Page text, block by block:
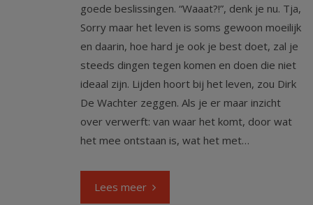
goede beslissingen. “Waaat?!”, denk je nu. Tja,
Sorry maar het leven is soms gewoon moeilijk
en daarin, hoe hard je ook je best doet, zal je
steeds dingen tegen komen en doen die niet
ideaal zijn. Lijden hoort bij het leven, zou Dirk
De Wachter zeggen. Als je er maar inzicht
over verwerft: van waar het komt, door wat
het mee ontstaan is, wat het met…
Lees meer